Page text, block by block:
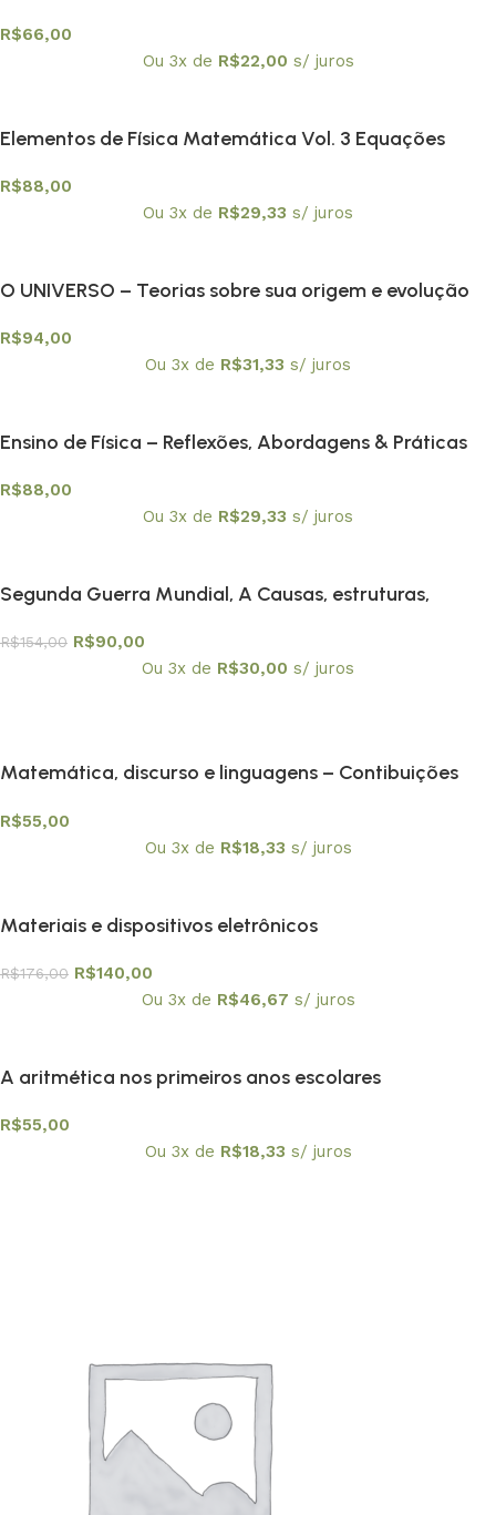
R$66,00
Ou 3x de R$22,00 s/ juros
Elementos de Física Matemática Vol. 3 Equações
R$88,00
Ou 3x de R$29,33 s/ juros
O UNIVERSO – Teorias sobre sua origem e evolução
R$94,00
Ou 3x de R$31,33 s/ juros
Ensino de Física – Reflexões, Abordagens & Práticas
R$88,00
Ou 3x de R$29,33 s/ juros
Segunda Guerra Mundial, A Causas, estruturas,
R$154,00 R$90,00
Ou 3x de R$30,00 s/ juros
Matemática, discurso e linguagens – Contibuições
R$55,00
Ou 3x de R$18,33 s/ juros
Materiais e dispositivos eletrônicos
R$176,00 R$140,00
Ou 3x de R$46,67 s/ juros
A aritmética nos primeiros anos escolares
R$55,00
Ou 3x de R$18,33 s/ juros